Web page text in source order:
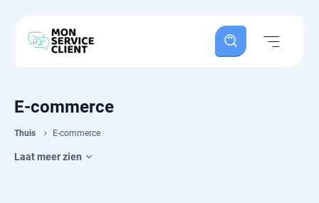
E-commerce
Thuis E-commerce
Laat meer zien